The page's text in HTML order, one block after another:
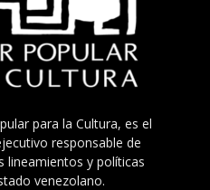
para la Cultura, es el
responsable de
lineamientos y políticas
venezolano.